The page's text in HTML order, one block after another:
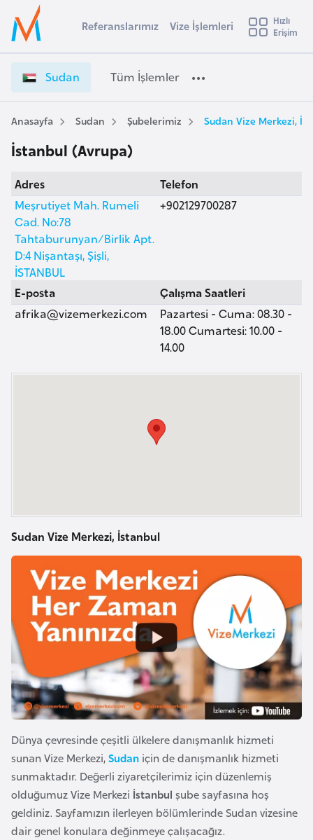
Ülke Seçimi
Başvuru yapmak istediğiniz ülkeyi seçin
Üye
Girişi
u
a
n
V
z
ş
e
m
r
i
e
t
Referanslarımız Vize İşlemleri
Hızlı
Erişim
Sudan Tüm İşlemler
Anasayfa Sudan Şubelerimiz Sudan Vize Merkezi,
İstanbul (Avrupa)
Adres
Meşrutiyet Mah. Rumeli
Cad. No:78
Tahtaburunyan/Birlik Apt.
D:4 Nişantaşı, Şişli,
İSTANBUL
Telefon
+902129700287
E-posta
afrika@vizemerkezi.com
Çalışma Saatleri
Pazartesi - Cuma: 08.30 -
18.00 Cumartesi: 10.00 -
14.00
Sudan Vize Merkezi, İstanbul
Dünya çevresinde çeşitli ülkelere danışmanlık hizmeti
sunan Vize Merkezi,Sudan için de danışmanlık hizmeti
sunmaktadır. Değerli ziyaretçilerimiz için düzenlemiş
olduğumuz Vize Merkezi İstanbul şube sayfasına hoş
geldiniz. Sayfamızın ilerleyen bölümlerinde Sudan vizesine
dair genel konulara değinmeye çalışacağız.
s
t
r
a
v
u
s
t
u
y
a
z
y
n
B
a
n
g
l
a
d